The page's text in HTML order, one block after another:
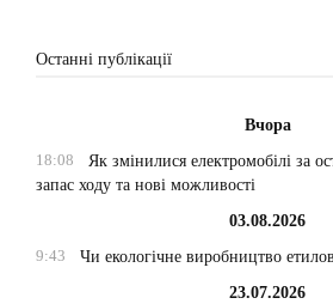
Останні публікації
Вчора
18:08
Як змінилися електромобілі за
запас ходу та нові можливості
03.08.2026
9:43
Чи екологічне виробництво
23.07.2026